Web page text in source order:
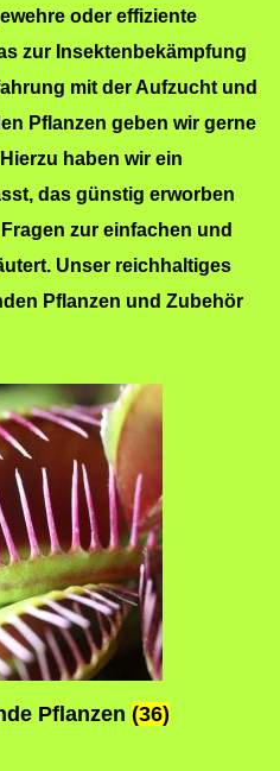
oder effiziente
zur Insektenbekämpfung
mit der Aufzucht und
Pflanzen geben wir gerne
haben wir ein
das günstig erworben
zur einfachen und
Unser reichhaltiges
Pflanzen und Zubehör
Pflanzen(36)